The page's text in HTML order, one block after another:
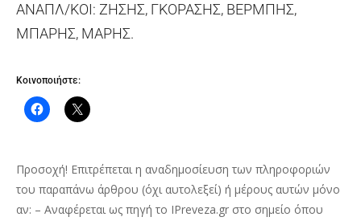
ΑΝΑΠΛ/ΚΟΙ: ΖΗΣΗΣ, ΓΚΟΡΑΣΗΣ, ΒΕΡΜΠΗΣ,
ΜΠΑΡΗΣ, ΜΑΡΗΣ.
Κοινοποιήστε:
Προσοχή! Επιτρέπεται η αναδημοσίευση των πληροφοριών
του παραπάνω άρθρου (όχι αυτολεξεί) ή μέρους αυτών μόνο
αν: – Αναφέρεται ως πηγή το IPreveza.gr στο σημείο όπου